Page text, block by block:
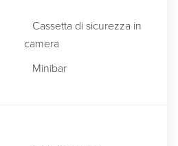
Cassetta di sicurezza in
camera
Minibar